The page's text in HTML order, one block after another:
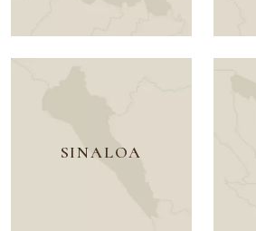
SINALOA